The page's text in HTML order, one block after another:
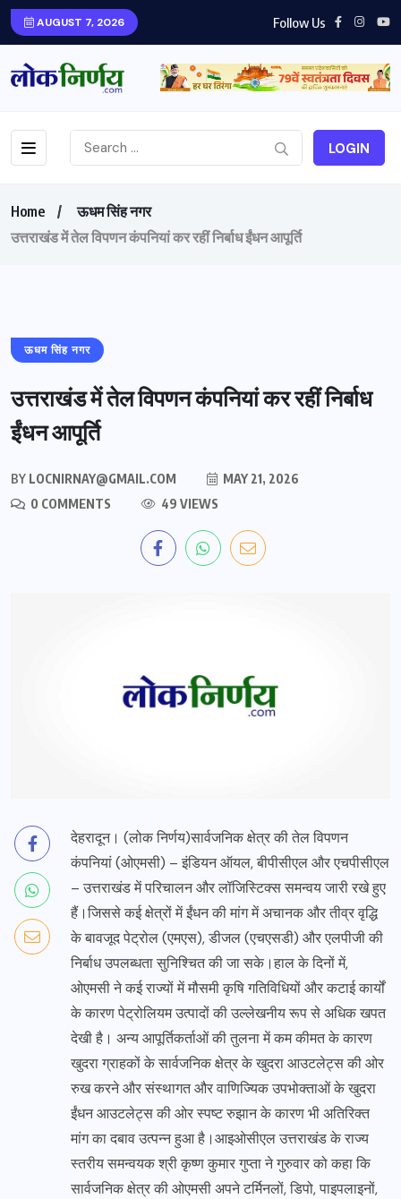
AUGUST 7, 2026 Follow Us
LOGIN
Home
ऊधम सिंह नगर
उत्तराखंड में तेल विपणन कंपनियां कर रहीं निर्बाध ईंधन आपूर्ति
ऊधम सिंह नगर
उत्तराखंड में तेल विपणन कंपनियां कर रहीं निर्बाध
ईंधन आपूर्ति
BY LOCNIRNAY@GMAIL.COM
MAY 21, 2026
0 COMMENTS
49 VIEWS
देहरादून। (लोक निर्णय)सार्वजनिक क्षेत्र की तेल विपणन
कंपनियां (ओएमसी) – इंडियन ऑयल, बीपीसीएल और एचपीसीएल
– उत्तराखंड में परिचालन और लॉजिस्टिक्स समन्वय जारी रखे हुए
हैं।जिससे कई क्षेत्रों में ईंधन की मांग में अचानक और तीव्र वृद्धि
के बावजूद पेट्रोल (एमएस), डीजल (एचएसडी) और एलपीजी की
निर्बाध उपलब्धता सुनिश्चित की जा सके।हाल के दिनों में,
ओएमसी ने कई राज्यों में मौसमी कृषि गतिविधियों और कटाई कार्यों
के कारण पेट्रोलियम उत्पादों की उल्लेखनीय रूप से अधिक खपत
देखी है। अन्य आपूर्तिकर्ताओं की तुलना में कम कीमत के कारण
खुदरा ग्राहकों के सार्वजनिक क्षेत्र के खुदरा आउटलेट्स की ओर
रुख करने और संस्थागत और वाणिज्यिक उपभोक्ताओं के खुदरा
ईंधन आउटलेट्स की ओर स्पष्ट रुझान के कारण भी अतिरिक्त
मांग का दबाव उत्पन्न हुआ है।आइओसीएल उत्तराखंड के राज्य
स्तरीय समन्वयक श्री कृष्ण कुमार गुप्ता ने गुरुवार को कहा कि
सार्वजनिक क्षेत्र की ओएमसी अपने टर्मिनलों, डिपो, पाइपलाइनों,